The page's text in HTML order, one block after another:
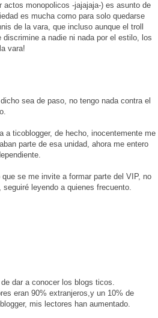
monopolicos -jajajaja-) es asunto de
es mucha como para solo quedarse
de la vara, que incluso aunque el troll
a nadie ni nada por el estilo, los
vara!
sea de paso, no tengo nada contra el
a ticoblogger, de hecho, inocentemente me
parte de esa unidad, ahora me entero
se me invite a formar parte del VIP, no
leyendo a quienes frecuento.
dar a conocer los blogs ticos.
eran 90% extranjeros,y un 10% de
mis lectores han aumentado.